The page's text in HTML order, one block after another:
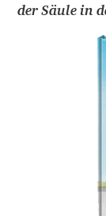
der Säule in